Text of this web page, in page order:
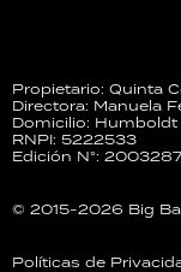
Propietario: Quinta
Directora: Manuela
Domicilio: Humboldt
RNPI: 5222533
Edición N°:
© 2015-2026 Big
Políticas de